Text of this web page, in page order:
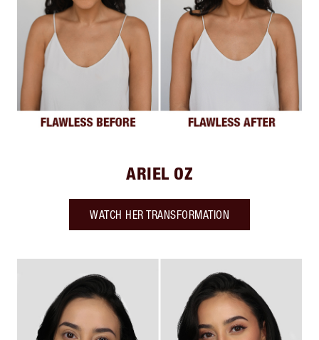
ARIEL OZ
WATCH HER TRANSFORMATION